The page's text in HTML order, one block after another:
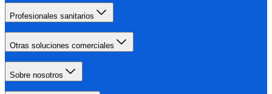
Profesionales sanitarios
Otras soluciones comerciales
Sobre nosotros